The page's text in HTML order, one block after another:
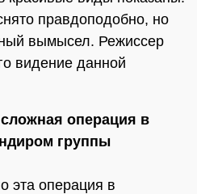
правдоподобно, но
вымысел. Режиссер
видение данной
операция в
группы
эта операция в